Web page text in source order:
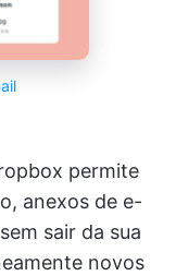
permite
anexos de e-
sair da sua
novos